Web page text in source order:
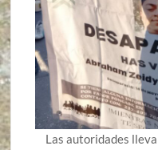
Las autoridades